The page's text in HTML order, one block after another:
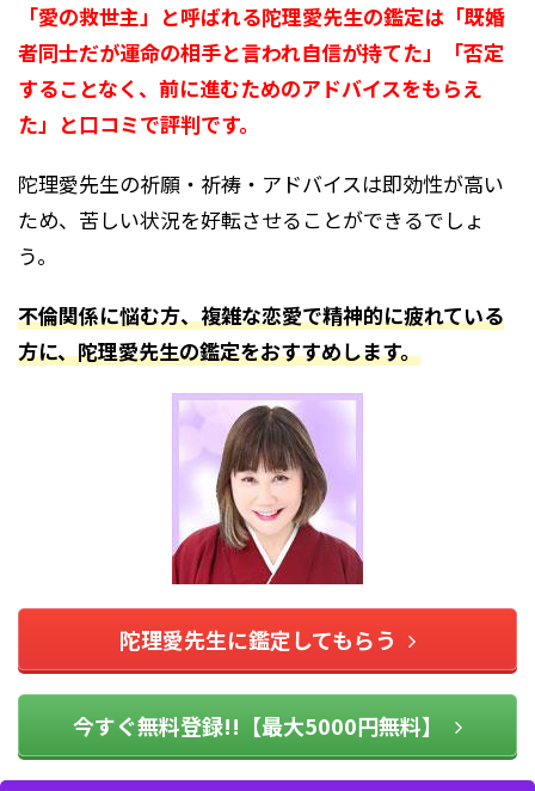
「愛の救世主」と呼ばれる陀理愛先生の鑑定は「既婚
者同士だが運命の相手と言われ自信が持てた」「否定
することなく、前に進むためのアドバイスをもらえ
た」と口コミで評判です。
陀理愛先生の祈願・祈祷・アドバイスは即効性が高い
ため、苦しい状況を好転させることができるでしょ
う。
不倫関係に悩む方、複雑な恋愛で精神的に疲れている
方に、陀理愛先生の鑑定をおすすめします。
陀理愛先生に鑑定してもらう
今すぐ無料登録!!【最大5000円無料】